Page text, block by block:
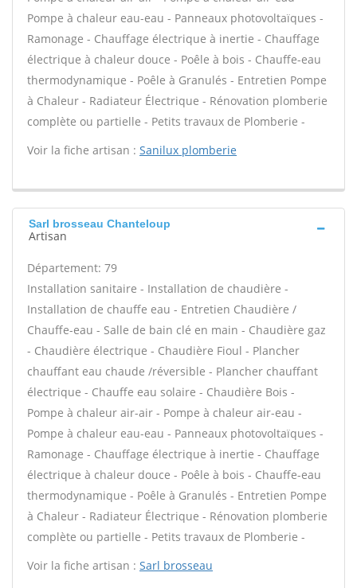
Pompe à chaleur eau-eau - Panneaux photovoltaïques -
Ramonage - Chauffage électrique à inertie - Chauffage
électrique à chaleur douce - Poêle à bois - Chauffe-eau
thermodynamique - Poêle à Granulés - Entretien Pompe
à Chaleur - Radiateur Électrique - Rénovation plomberie
complète ou partielle - Petits travaux de Plomberie -
Voir la fiche artisan : Sanilux plomberie
Sarl brosseau Chanteloup
Artisan
Département: 79
Installation sanitaire - Installation de chaudière -
Installation de chauffe eau - Entretien Chaudière /
Chauffe-eau - Salle de bain clé en main - Chaudière gaz
- Chaudière électrique - Chaudière Fioul - Plancher
chauffant eau chaude /réversible - Plancher chauffant
électrique - Chauffe eau solaire - Chaudière Bois -
Pompe à chaleur air-air - Pompe à chaleur air-eau -
Pompe à chaleur eau-eau - Panneaux photovoltaïques -
Ramonage - Chauffage électrique à inertie - Chauffage
électrique à chaleur douce - Poêle à bois - Chauffe-eau
thermodynamique - Poêle à Granulés - Entretien Pompe
à Chaleur - Radiateur Électrique - Rénovation plomberie
complète ou partielle - Petits travaux de Plomberie -
Voir la fiche artisan : Sarl brosseau